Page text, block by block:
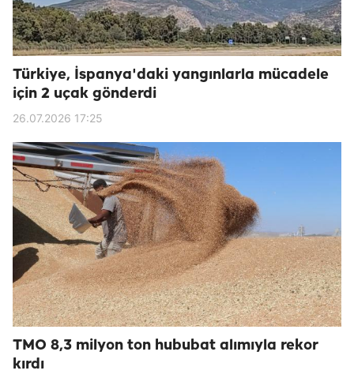
Türkiye, İspanya'daki yangınlarla mücadele
için 2 uçak gönderdi
26.07.2026 17:25
TMO 8,3 milyon ton hububat alımıyla rekor
kırdı